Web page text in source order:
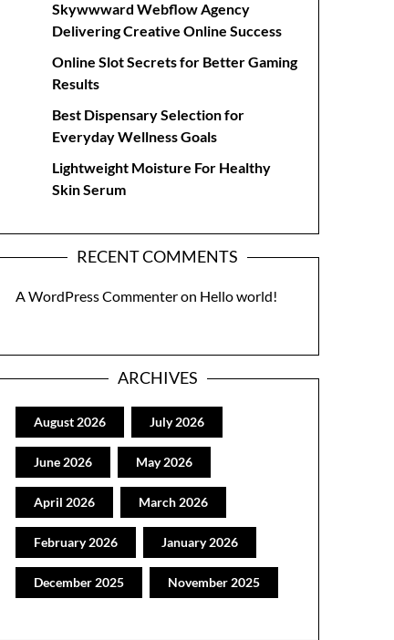
Skywwward Webflow Agency
Delivering Creative Online Success
Online Slot Secrets for Better Gaming
Results
Best Dispensary Selection for
Everyday Wellness Goals
Lightweight Moisture For Healthy
Skin Serum
RECENT COMMENTS
A WordPress Commenteron Hello world!
ARCHIVES
August 2026 July 2026
June 2026 May 2026
April 2026 March 2026
February 2026 January 2026
December 2025 November 2025